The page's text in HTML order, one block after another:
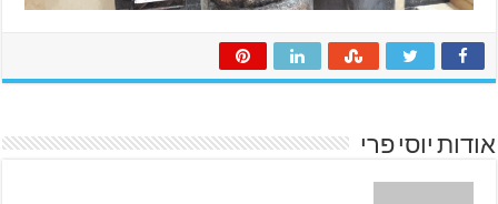
אודות יוסי פרי